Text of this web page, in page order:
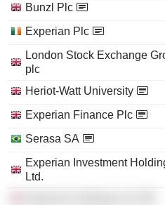
Bunzl Plc
Experian Plc
London Stock Exchange
plc
Heriot-Watt University
Experian Finance Plc
Serasa SA
Experian Investment
Ltd.